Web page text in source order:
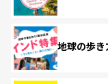
地球の歩